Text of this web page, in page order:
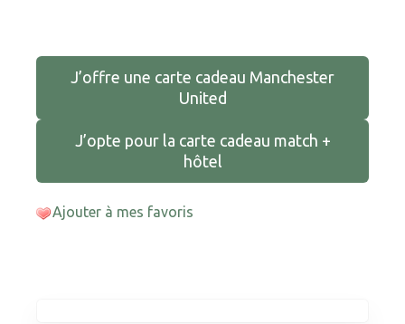
J’offre une carte cadeau Manchester
United
J’opte pour la carte cadeau match +
hôtel
Ajouter à mes favoris